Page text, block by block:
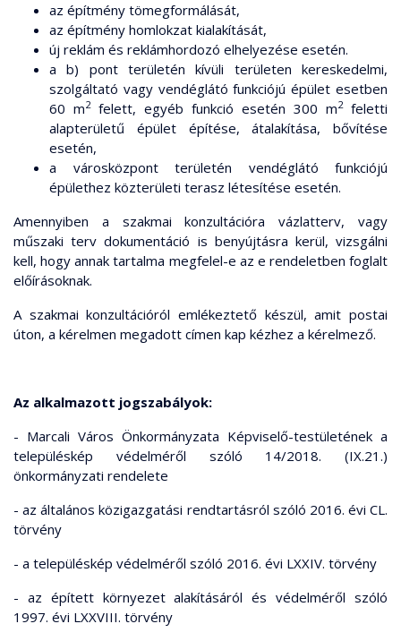
az építmény tömegformálását,
az építmény homlokzat kialakítását,
új reklám és reklámhordozó elhelyezése esetén.
a b) pont területén kívüli területen kereskedelmi,
szolgáltató vagy vendéglátó funkciójú épület esetben
60 m2felett, egyéb funkció esetén 300 m2feletti
alapterületű épület építése, átalakítása, bővítése
esetén,
a városközpont területén vendéglátó funkciójú
épülethez közterületi terasz létesítése esetén.
Amennyiben a szakmai konzultációra vázlatterv, vagy
műszaki terv dokumentáció is benyújtásra kerül, vizsgálni
kell, hogy annak tartalma megfelel-e az e rendeletben foglalt
előírásoknak.
A szakmai konzultációról emlékeztető készül, amit postai
úton, a kérelmen megadott címen kap kézhez a kérelmező.
Az alkalmazott jogszabályok:
- Marcali Város Önkormányzata Képviselő-testületének a
településkép védelméről szóló 14/2018. (IX.21.)
önkormányzati rendelete
- az általános közigazgatási rendtartásról szóló 2016. évi CL.
törvény
- a településkép védelméről szóló 2016. évi LXXIV. törvény
- az épített környezet alakításáról és védelméről szóló
1997. évi LXXVIII. törvény